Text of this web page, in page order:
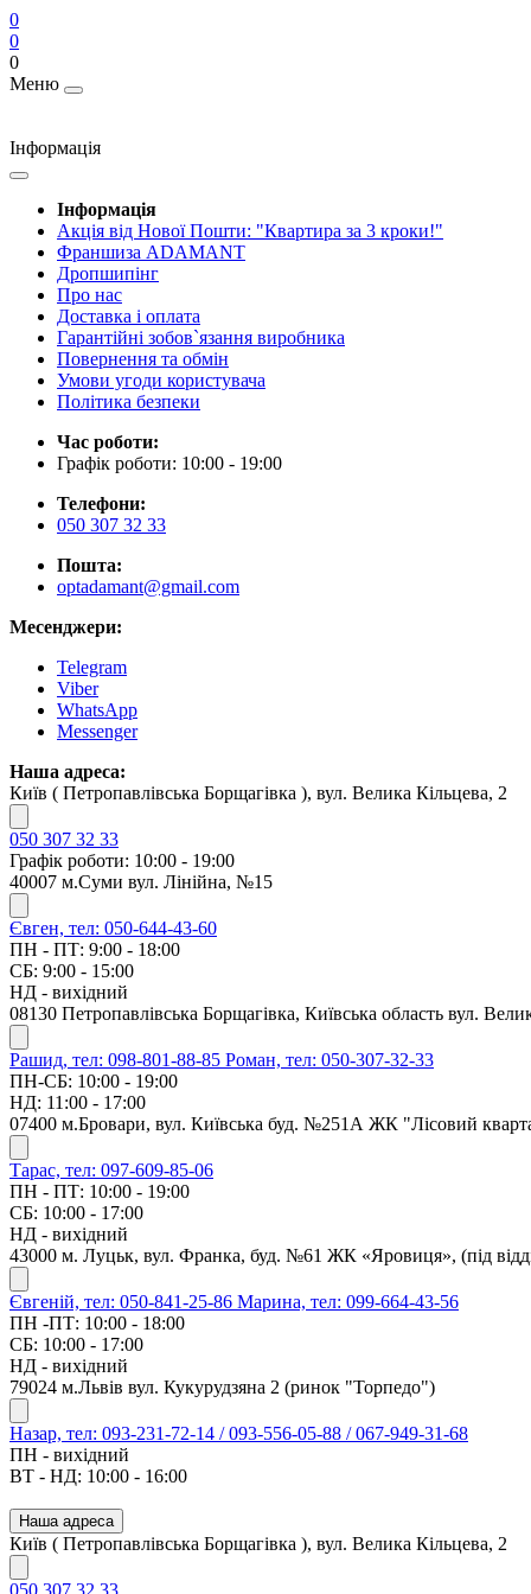
0
0
0
Меню
Інформація
Інформація
Акція від Нової Пошти: "Квартира за 3 кроки!"
Франшиза ADAMANT
Дропшипінг
Про нас
Доставка і оплата
Гарантійні зобов`язання виробника
Повернення та обмін
Умови угоди користувача
Політика безпеки
Час роботи:
Графік роботи: 10:00 - 19:00
Телефони:
050 307 32 33
Пошта:
optadamant@gmail.com
Месенджери:
Telegram
Viber
WhatsApp
Messenger
Наша адреса:
Київ ( Петропавлівська Борщагівка ), вул. Велика Кільцева, 2
050 307 32 33
Графік роботи: 10:00 - 19:00
40007 м.Суми вул. Лінійна, №15
Євген, тел: 050-644-43-60
ПН - ПТ: 9:00 - 18:00
СБ: 9:00 - 15:00
НД - вихідний
08130 Петропавлівська Борщагівка, Київська область вул.
Рашид, тел: 098-801-88-85 Роман, тел: 050-307-32-33
ПН-СБ: 10:00 - 19:00
НД: 11:00 - 17:00
07400 м.Бровари, вул. Київська буд. №251А ЖК "Лісовий
Тарас, тел: 097-609-85-06
ПН - ПТ: 10:00 - 19:00
СБ: 10:00 - 17:00
НД - вихідний
43000 м. Луцьк, вул. Франка, буд. №61 ЖК «Яровиця», (під
Євгеній, тел: 050-841-25-86 Марина, тел: 099-664-43-56
ПН -ПТ: 10:00 - 18:00
СБ: 10:00 - 17:00
НД - вихідний
79024 м.Львів вул. Кукурудзяна 2 (ринок "Торпедо")
Назар, тел: 093-231-72-14 / 093-556-05-88 / 067-949-31-68
ПН - вихідний
ВТ - НД: 10:00 - 16:00
Наша адреса
Київ ( Петропавлівська Борщагівка ), вул. Велика Кільцева, 2
050 307 32 33